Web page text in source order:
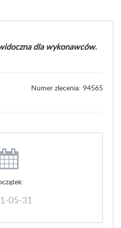
dla wykonawców.
Numer zlecenia: 94565
05-31